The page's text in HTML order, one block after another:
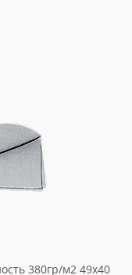
380гр/м2 49х40